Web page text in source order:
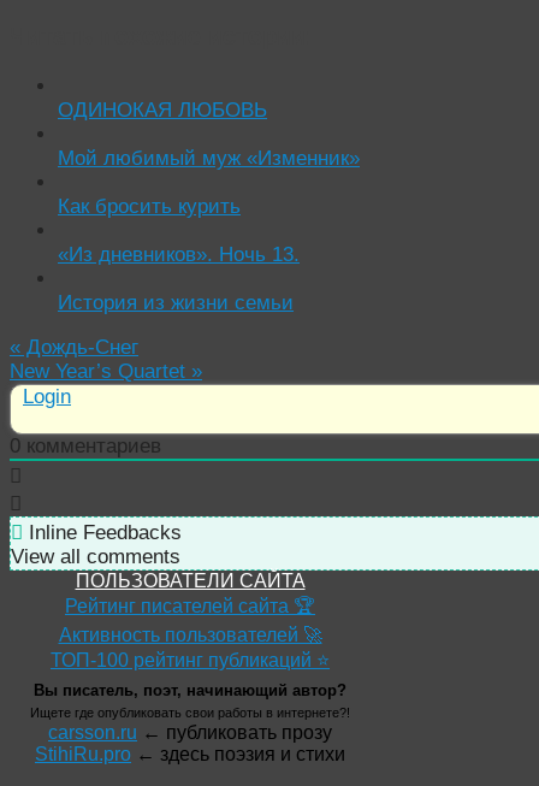
ОДИНОКАЯ ЛЮБОВЬ
Мой любимый муж «Изменник»
Как бросить курить
«Из дневников». Ночь 13.
История из жизни семьи
« Дождь-Снег
New Year’s Quartet »
Login
0 комментариев
Inline Feedbacks
View all comments
ПОЛЬЗОВАТЕЛИ САЙТА
Рейтинг писателей сайта 🏆
Активность пользователей 🚀
ТОП-100 рейтинг публикаций ⭐
Вы писатель, поэт, начинающий автор?
Ищете где опубликовать свои работы в интернете?!
carsson.ru ← публиковать прозу
StihiRu.pro ← здесь поэзия и стихи